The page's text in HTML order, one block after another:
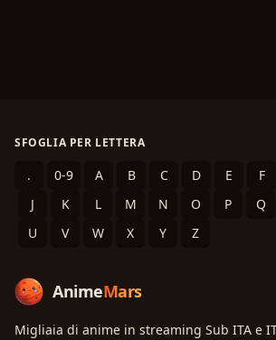
SFOGLIA PER LETTERA
. 0-9 A B C D E F
J
K L M N O P Q
U
V W X Y Z
AnimeMars
Migliaia di anime in streaming Sub ITA e